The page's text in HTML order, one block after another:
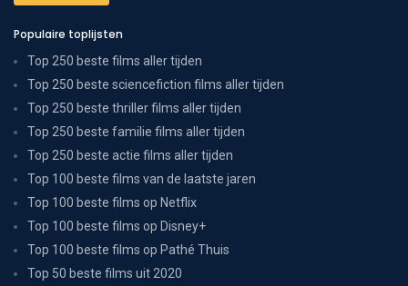
Populaire toplijsten
Top 250 beste films aller tijden
Top 250 beste sciencefiction films aller tijden
Top 250 beste thriller films aller tijden
Top 250 beste familie films aller tijden
Top 250 beste actie films aller tijden
Top 100 beste films van de laatste jaren
Top 100 beste films op Netflix
Top 100 beste films op Disney+
Top 100 beste films op Pathé Thuis
Top 50 beste films uit 2020